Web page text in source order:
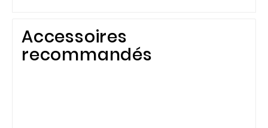
Accessoires
recommandés